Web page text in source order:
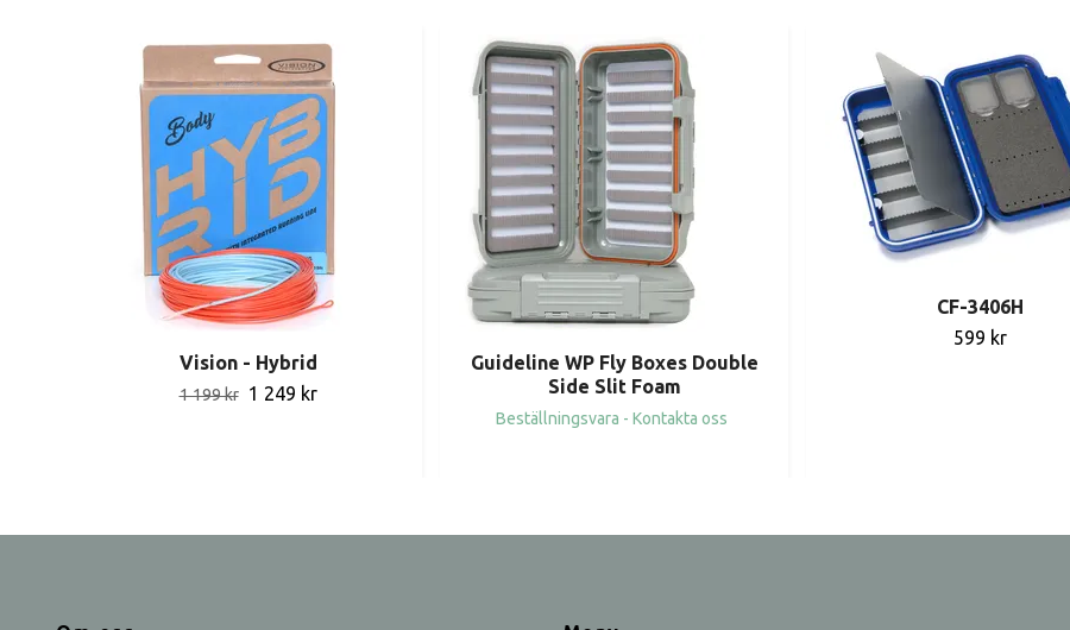
Vision - Hybrid
1 199 kr 1 249 kr
Guideline WP Fly Boxes Double
Side Slit Foam
Beställningsvara - Kontakta oss
CF-3406H
599 kr